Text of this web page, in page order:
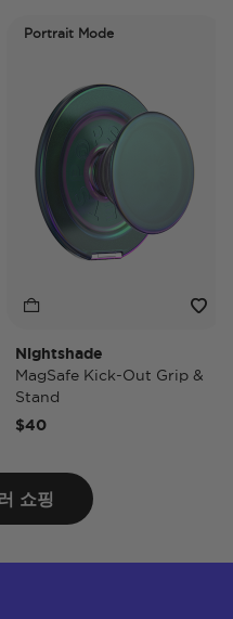
Portrait Mode
Nightshade
MagSafe Kick-Out Grip &
Stand
$40
쇼핑